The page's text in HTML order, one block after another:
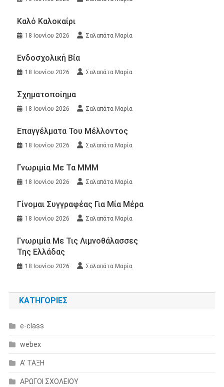
Καλό Καλοκαίρι
18 Ιουνίου 2026 Σαλαπάτα Μαρία
Ενδοσχολική Βία
18 Ιουνίου 2026 Σαλαπάτα Μαρία
Σχηματοποίημα
18 Ιουνίου 2026 Σαλαπάτα Μαρία
Επαγγέλματα Του Μέλλοντος
18 Ιουνίου 2026 Σαλαπάτα Μαρία
Γνωριμία Με Τα ΜΜΜ
18 Ιουνίου 2026 Σαλαπάτα Μαρία
Γίνομαι Συγγραφέας Για Μία Μέρα
18 Ιουνίου 2026 Σαλαπάτα Μαρία
Γνωριμία Με Τις Λιμνοθάλασσες
Της Ελλάδας
18 Ιουνίου 2026 Σαλαπάτα Μαρία
KΑΤΗΓΟΡΊΕΣ
e-class
webex
Α' ΤΑΞΗ
ΑΡΩΓΟΙ ΣΧΟΛΕΙΟΥ